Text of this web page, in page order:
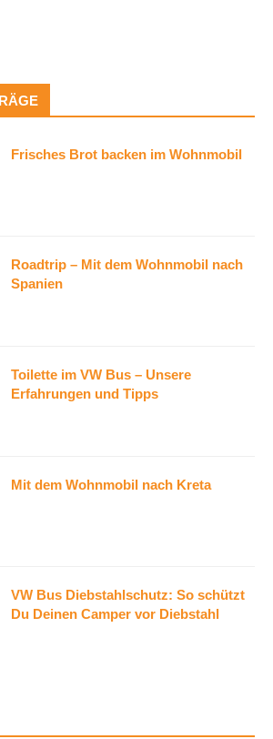
Frisches Brot backen im Wohnmobil
Roadtrip – Mit dem Wohnmobil nach
Spanien
Toilette im VW Bus – Unsere
Erfahrungen und Tipps
Mit dem Wohnmobil nach Kreta
VW Bus Diebstahlschutz: So schützt
Du Deinen Camper vor Diebstahl